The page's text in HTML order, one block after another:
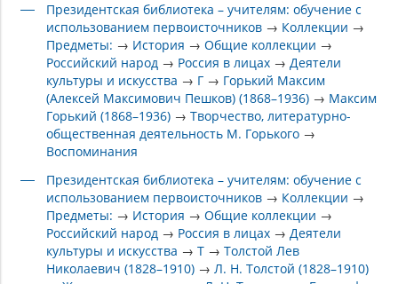
Президентская библиотека – учителям: обучение с
использованием первоисточников → Коллекции →
Предметы: → История →Общие коллекции →
Российский народ → Россия в лицах →Деятели
культуры и искусства → Г → Горький Максим
(Алексей Максимович Пешков) (1868–1936) → Максим
Горький (1868–1936) →Творчество, литературно-
общественная деятельность М. Горького →
Воспоминания
Президентская библиотека – учителям: обучение с
использованием первоисточников → Коллекции →
Предметы: → История →Общие коллекции →
Российский народ → Россия в лицах →Деятели
культуры и искусства →Т →Толстой Лев
Николаевич (1828–1910) →Л. Н. Толстой (1828–1910)